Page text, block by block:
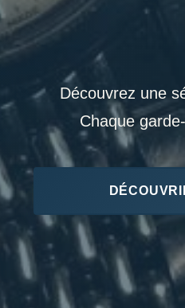
Découvrez une
Chaque